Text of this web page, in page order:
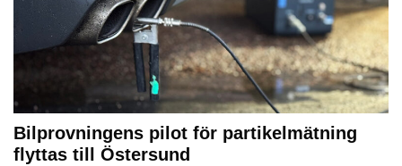
Bilprovningens pilot för partikelmätning
flyttas till Östersund